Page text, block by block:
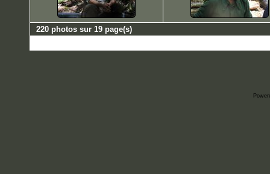
220 photos sur 19 page(s)